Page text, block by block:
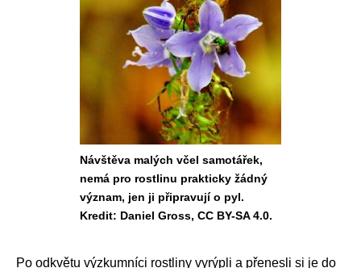
Návštěva malých včel samotářek,
nemá pro rostlinu prakticky žádný
význam, jen ji připravují o pyl.
Kredit: Daniel Gross, CC BY-SA 4.0.
Po odkvětu výzkumníci rostliny vyrýpli a přenesli si je do